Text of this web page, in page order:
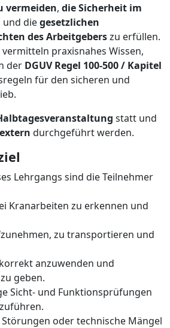
vermeiden, die Sicherheit im
und diegesetzlichen
des Arbeitgeberszu erfüllen.
praxisnahes Wissen,
der DGUV Regel 100-500 / Kapitel
für den sicheren und
statt und
durchgeführt werden.
Lehrgangs sind die Teilnehmer
Kranarbeiten zu erkennen und
zu transportieren und
anzuwenden und
geben.
Sicht- und Funktionsprüfungen
oder technische Mängel